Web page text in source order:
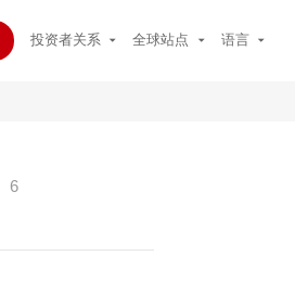
投资者关系 全球站点 语言
6